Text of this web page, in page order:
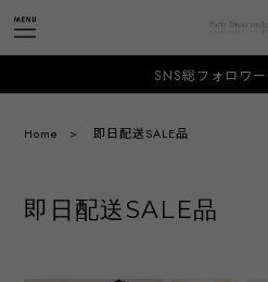
SNS総フォロワー10
Home 即日配送SALE品
即日配送SALE品